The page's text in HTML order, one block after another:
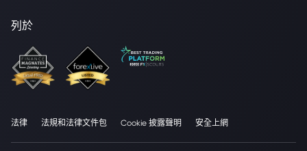
列於
法律 法規和法律文件包 Cookie 披露聲明 安全上網